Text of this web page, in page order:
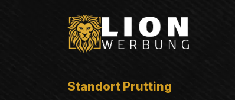
Standort Prutting